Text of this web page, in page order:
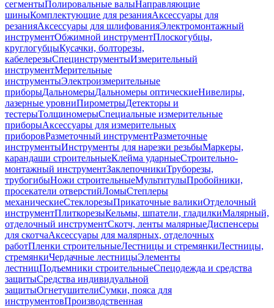
сегментыПолировальные валыНаправляющие
шиныКомплектующие для резанияАксессуары для
резанияАксессуары для шлифованияЭлектромонтажный
инструментОбжимной инструментПлоскогубцы,
круглогубцыКусачки, болторезы,
кабелерезыСпецинструментыИзмерительный
инструментМерительные
инструментыЭлектроизмерительные
приборыДальномерыДальномеры оптическиеНивелиры,
лазерные уровниПирометрыДетекторы и
тестерыТолщиномерыСпециальные измерительные
приборыАксессуары для измерительных
приборовРазметочный инструментРазметочные
инструментыИнструменты для нарезки резьбыМаркеры,
карандаши строительныеКлейма ударныеСтроительно-
монтажный инструментЗаклепочникиТруборезы,
трубогибыНожи строительныеМультитулыПробойники,
просекатели отверстийЛомыСтеплеры
механическиеСтеклорезыПрикаточные валикиОтделочный
инструментПлиткорезыКельмы, шпатели, гладилкиМалярный,
отделочный инструментСкотч, ленты малярныеДиспенсеры
для скотчаАксессуары для малярных, отделочных
работПленки строительныеЛестницы и стремянкиЛестницы,
стремянкиЧердачные лестницыЭлементы
лестницПодъемники строительныеСпецодежда и средства
защитыСредства индивидуальной
защитыОгнетушителиСумки, пояса для
инструментовПроизводственная